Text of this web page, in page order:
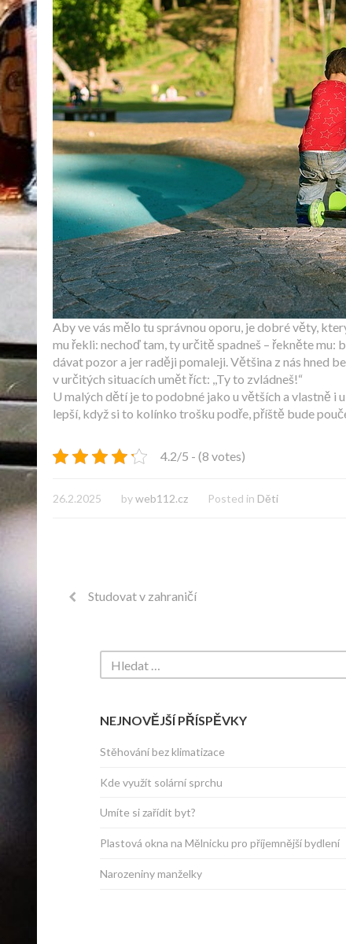
Aby ve vás mělo tu správnou oporu, je dobré věty,
mu řekli: nechoď tam, ty určitě spadneš – řekněte mu:
dávat pozor a jer raději pomaleji. Většina z nás hned
v určitých situacích umět říct: ,,Ty to zvládneš!“
U malých dětí je to podobné jako u větších a vlastně i
lepší, když si to kolínko trošku podře, příště bude
4.2/5 - (8 votes)
26.2.2025 byweb112.cz Posted in Děti
Studovat v zahraničí
NEJNOVĚJŠÍ PŘÍSPĚVKY
Stěhování bez klimatizace
Kde využít solární sprchu
Umíte si zařídit byt?
Plastová okna na Mělnicku pro příjemnější bydlení
Narozeniny manželky